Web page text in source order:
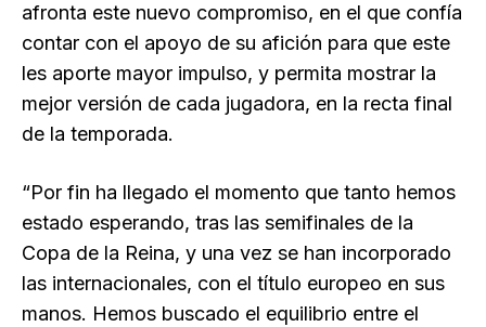
afronta este nuevo compromiso, en el que confía
contar con el apoyo de su afición para que este
les aporte mayor impulso, y permita mostrar la
mejor versión de cada jugadora, en la recta final
de la temporada.
“Por fin ha llegado el momento que tanto hemos
estado esperando, tras las semifinales de la
Copa de la Reina, y una vez se han incorporado
las internacionales, con el título europeo en sus
manos. Hemos buscado el equilibrio entre el